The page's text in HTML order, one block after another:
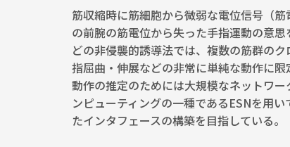
筋収縮時に筋細胞から微弱な電位信号（
の前腕の筋電位から失った手指運動の意
どの非侵襲的誘導法では、複数の筋群の
指屈曲・伸展などの非常に単純な動作に
動作の推定のためには大規模なネットワ
ンピューティングの一種であるESNを用
たインタフェースの構築を目指している。